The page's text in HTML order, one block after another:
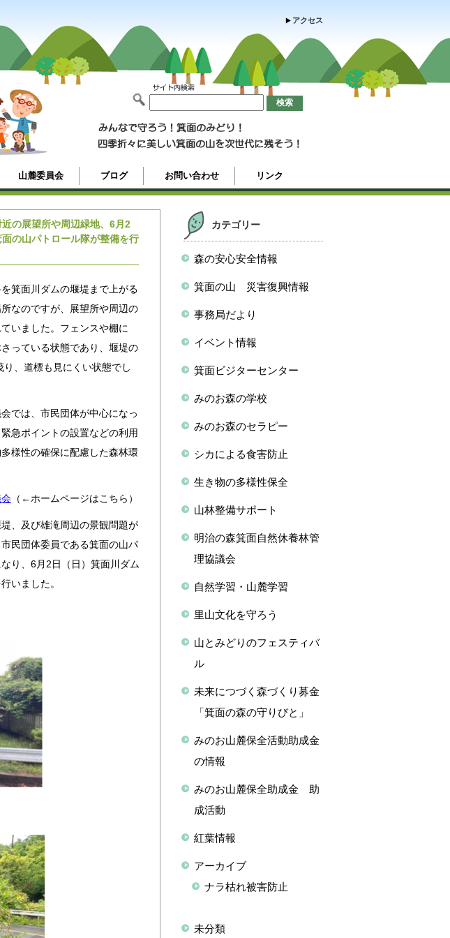
アクセス
山麓委員会 ブログ お問い合わせ リンク
の展望所や周辺緑地、6月2
の山パトロール隊が整備を行
箕面川ダムの堰堤まで上がる
なのですが、展望所や周辺の
いました。フェンスや棚に
っている状態であり、堰堤の
、道標も見にくい状態でし
では、市民団体が中心になっ
急ポイントの設置などの利用
様性の確保に配慮した森林環
（←ホームページはこちら）
、及び雄滝周辺の景観問題が
民団体委員である箕面の山パ
り、6月2日（日）箕面川ダム
いました。
カテゴリー
森の安心安全情報
箕面の山 災害復興情報
事務局だより
イベント情報
箕面ビジターセンター
みのお森の学校
みのお森のセラピー
シカによる食害防止
生き物の多様性保全
山林整備サポート
明治の森箕面自然休養林管
理協議会
自然学習・山麓学習
里山文化を守ろう
山とみどりのフェスティバ
ル
未来につづく森づくり募金
「箕面の森の守りびと」
みのお山麓保全活動助成金
の情報
みのお山麓保全助成金 助
成活動
紅葉情報
アーカイブ
ナラ枯れ被害防止
未分類